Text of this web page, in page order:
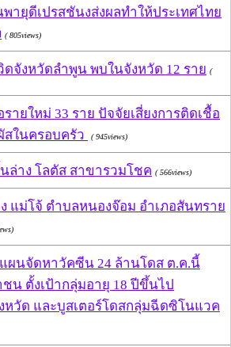
ายุดีเปรสชันงส่งผลทำให้ประเทศไทย
( 805views)
จังหวัดลำพูน พบในจังหวัด 12 ราย (
ายใหม่ 33 ราย ปัจจัยเสี่ยงการติดเชื้อ
สในครอบครัว
( 945views)
ล่าง โลตัส สาขารวมโชค ( 566views)
แม่โจ้ ตำบลหนองจ๊อม อำเภอสันทราย
ผนจัดหาวัคซีน 24 ล้านโดส ต.ค.นี้
น ตั้งเป้ากลุ่มอายุ 18 ปีขึ้นไป
หวัด และบูสเตอร์โดสกลุ่มฉีดซิโนแวค